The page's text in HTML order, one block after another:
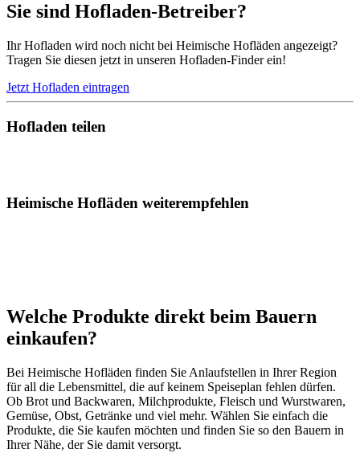
Sie sind Hofladen-Betreiber?
Ihr Hofladen wird noch nicht bei Heimische Hofläden angezeigt?
Tragen Sie diesen jetzt in unseren Hofladen-Finder ein!
Jetzt Hofladen eintragen
Hofladen teilen
Heimische Hofläden weiterempfehlen
Welche Produkte direkt beim Bauern
einkaufen?
Bei Heimische Hofläden finden Sie Anlaufstellen in Ihrer Region
für all die Lebensmittel, die auf keinem Speiseplan fehlen dürfen.
Ob Brot und Backwaren, Milchprodukte, Fleisch und Wurstwaren,
Gemüse, Obst, Getränke und viel mehr. Wählen Sie einfach die
Produkte, die Sie kaufen möchten und finden Sie so den Bauern in
Ihrer Nähe, der Sie damit versorgt.